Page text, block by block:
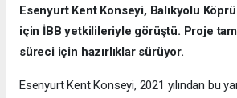
Esenyurt Kent Konseyi, Balıkyolu
için İBB yetkilileriyle görüştü. Proje
süreci için hazırlıklar sürüyor.
Esenyurt Kent Konseyi, 2021 yılından bu